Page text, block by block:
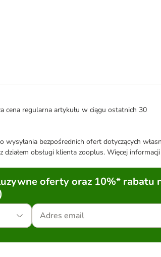
cena regularna artykułu w ciągu ostatnich 30
bezpośrednich ofert dotyczących
obsługi klienta zooplus. Więcej
oferty oraz 10%* rabatu